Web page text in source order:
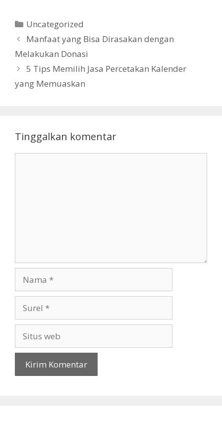
Kategori
Uncategorized
Manfaat yang Bisa Dirasakan dengan
Melakukan Donasi
5 Tips Memilih Jasa Percetakan Kalender
yang Memuaskan
Tinggalkan komentar
web